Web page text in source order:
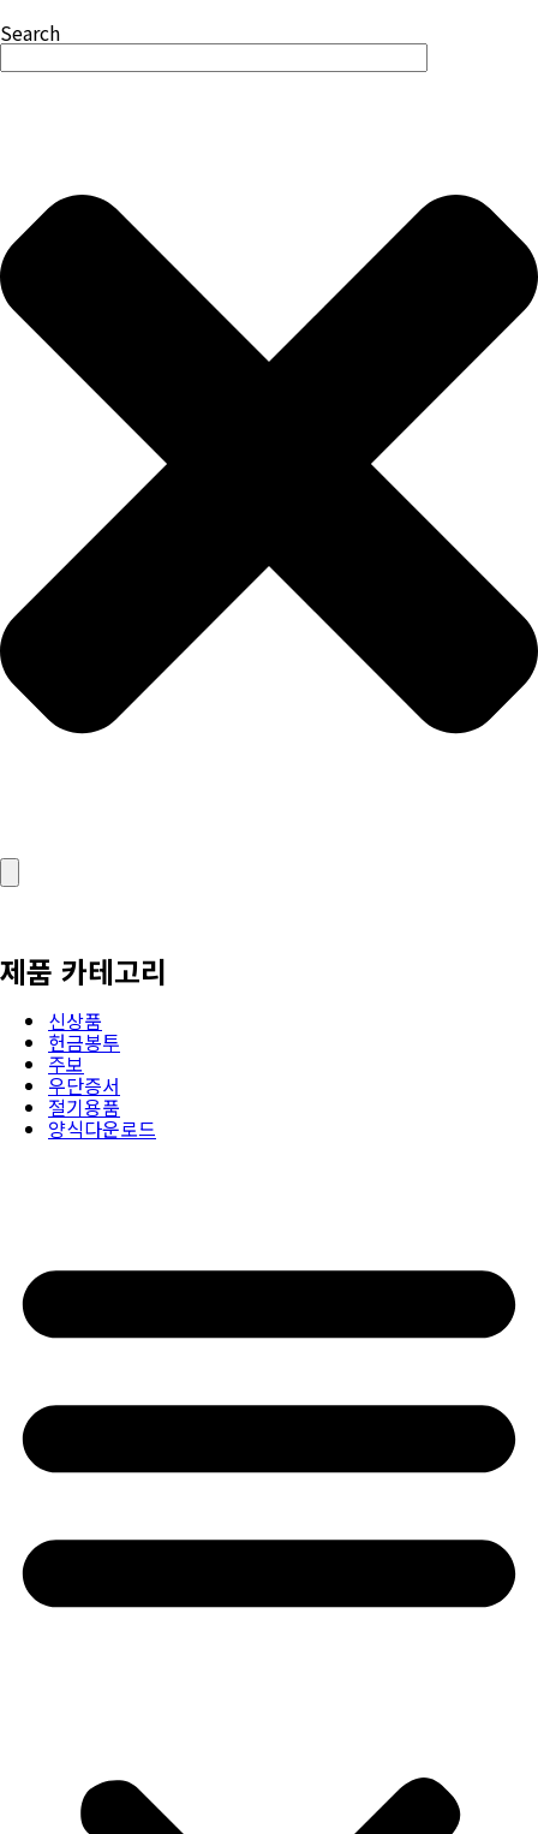
Search
제품 카테고리
신상품
헌금봉투
주보
우단증서
절기용품
양식다운로드